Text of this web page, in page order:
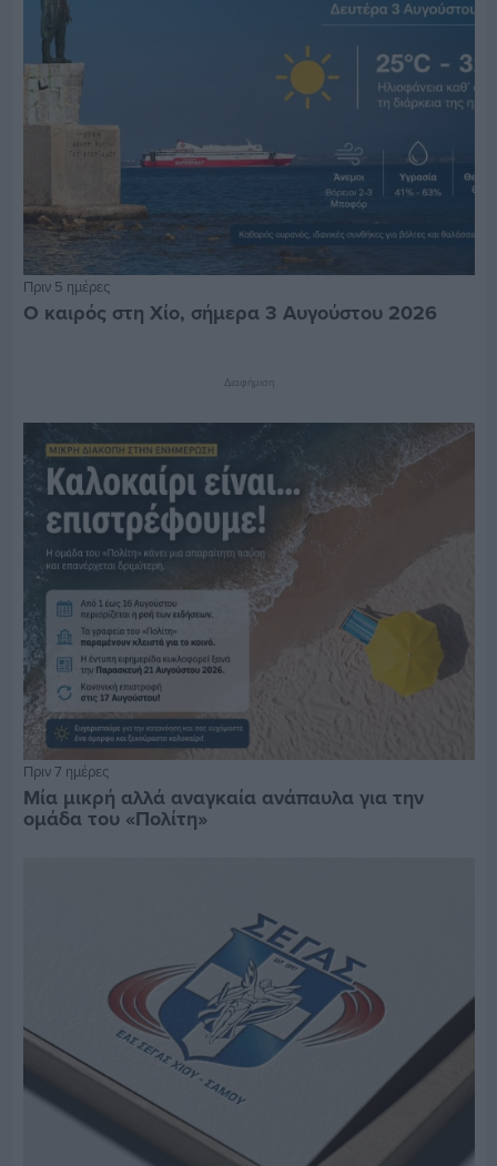
Πριν 5 ημέρες
Ο καιρός στη Χίο, σήμερα 3 Αυγούστου 2026
Διαφήμιση
Πριν 7 ημέρες
Μία μικρή αλλά αναγκαία ανάπαυλα για την
ομάδα του «Πολίτη»